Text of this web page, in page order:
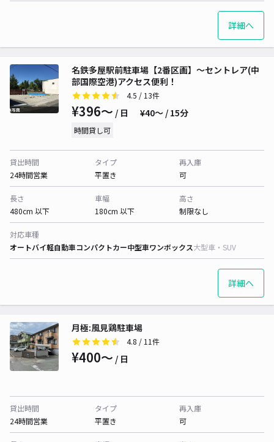
詳細へ
名鉄多屋駅前駐車場【2番区画】～セントレア(中
部国際空港)アクセス便利！
4.5 / 13件
¥396〜 / 日 ¥40〜 / 15分
時間貸し可
貸出時間
24時間営業
タイプ
平置き
再入庫
可
長さ
480cm 以下
車幅
180cm 以下
高さ
制限なし
対応車種
オートバイ軽自動車コンパクトカー中型車ワンボックス大型車・SUV
詳細へ
月極:風見鶏駐車場
4.8 / 11件
¥400〜 / 日
貸出時間
24時間営業
タイプ
平置き
再入庫
可